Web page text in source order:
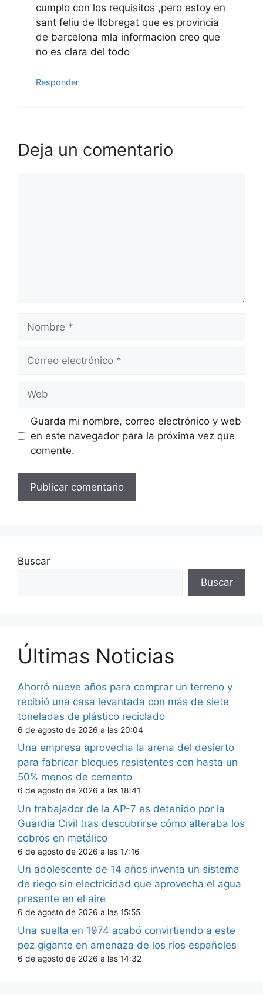
cumplo con los requisitos ,pero estoy en
sant feliu de llobregat que es provincia
de barcelona mla informacion creo que
no es clara del todo
Responder
Deja un comentario
Nombre
Correo
Web
Guarda mi nombre, correo electrónico y web
en este navegador para la próxima vez que
comente.
Buscar
Buscar
Últimas Noticias
Ahorró nueve años para comprar un terreno y
recibió una casa levantada con más de siete
toneladas de plástico reciclado
6 de agosto de 2026 a las 20:04
Una empresa aprovecha la arena del desierto
para fabricar bloques resistentes con hasta un
50% menos de cemento
6 de agosto de 2026 a las 18:41
Un trabajador de la AP-7 es detenido por la
Guardia Civil tras descubrirse cómo alteraba los
cobros en metálico
6 de agosto de 2026 a las 17:16
Un adolescente de 14 años inventa un sistema
de riego sin electricidad que aprovecha el agua
presente en el aire
6 de agosto de 2026 a las 15:55
Una suelta en 1974 acabó convirtiendo a este
pez gigante en amenaza de los ríos españoles
6 de agosto de 2026 a las 14:32